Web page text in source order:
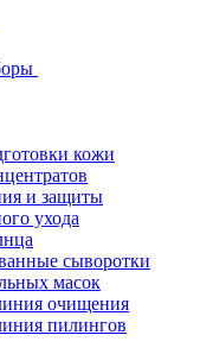
кожи
и защиты
ухода
сыворотки
масок
очищения
пилингов